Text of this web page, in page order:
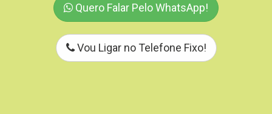
Quero Falar Pelo WhatsApp!
Vou Ligar no Telefone Fixo!